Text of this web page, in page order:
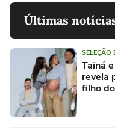
Últimas
SELEÇÃO
Tainá
revela
filho